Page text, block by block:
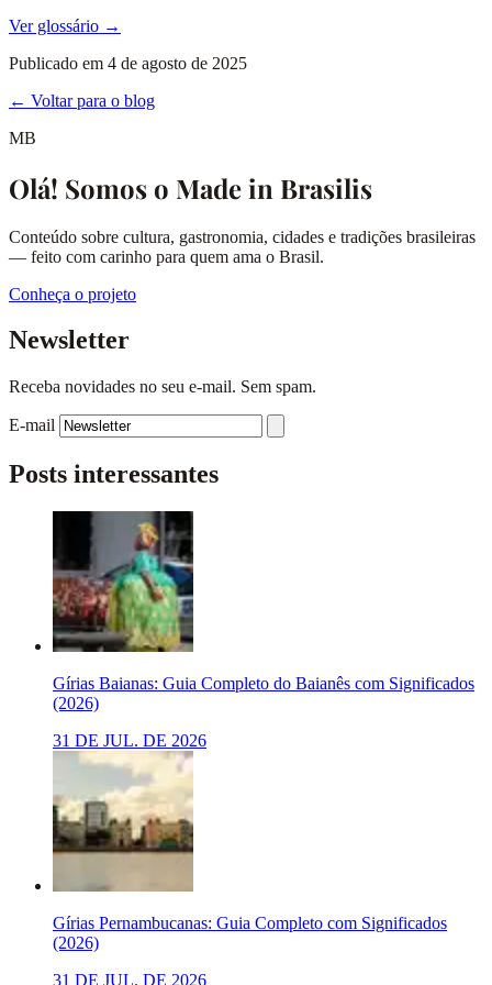
Ver glossário →
Publicado em 4 de agosto de 2025
← Voltar para o blog
MB
Olá! Somos o Made in Brasilis
Conteúdo sobre cultura, gastronomia, cidades e tradições brasileiras
— feito com carinho para quem ama o Brasil.
Conheça o projeto
Newsletter
Receba novidades no seu e-mail. Sem spam.
E-mail
Posts interessantes
Gírias Baianas: Guia Completo do Baianês com Significados
(2026)
31 DE JUL. DE 2026
Gírias Pernambucanas: Guia Completo com Significados
(2026)
31 DE JUL. DE 2026